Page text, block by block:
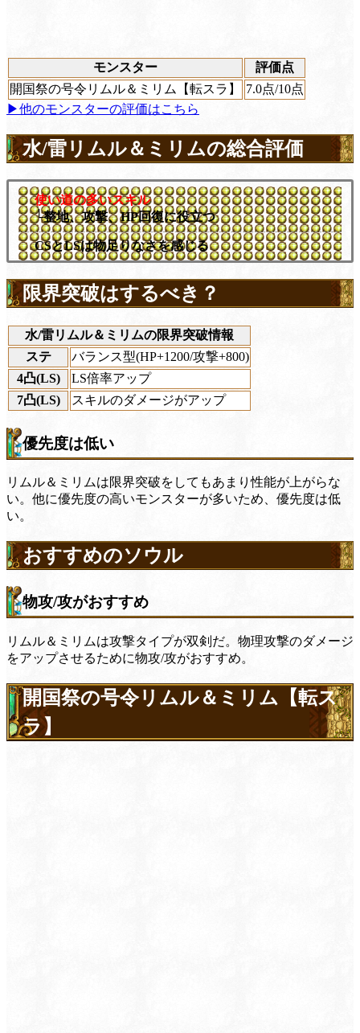
モンスター
評価点
開国祭の号令リムル＆ミリム【転スラ】
7.0点/10点
▶他のモンスターの評価はこちら
水/雷リムル＆ミリムの総合評価
使い道の多いスキル
└整地、攻撃、HP回復に役立つ
CSとLSは物足りなさを感じる
限界突破はするべき？
水/雷リムル＆ミリムの限界突破情報
ステ
バランス型(HP+1200/攻撃+800)
4凸(LS)
LS倍率アップ
7凸(LS)
スキルのダメージがアップ
優先度は低い
リムル＆ミリムは限界突破をしてもあまり性能が上がらな
い。他に優先度の高いモンスターが多いため、優先度は低
い。
おすすめのソウル
物攻/攻がおすすめ
リムル＆ミリムは攻撃タイプが双剣だ。物理攻撃のダメージ
をアップさせるために物攻/攻がおすすめ。
開国祭の号令リムル＆ミリム【転ス
ラ】